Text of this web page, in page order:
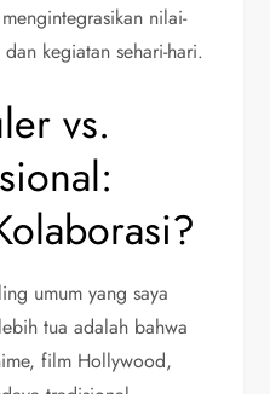
nilai-
kegiatan sehari-hari.
vs.
umum yang saya
tua adalah bahwa
film Hollywood,